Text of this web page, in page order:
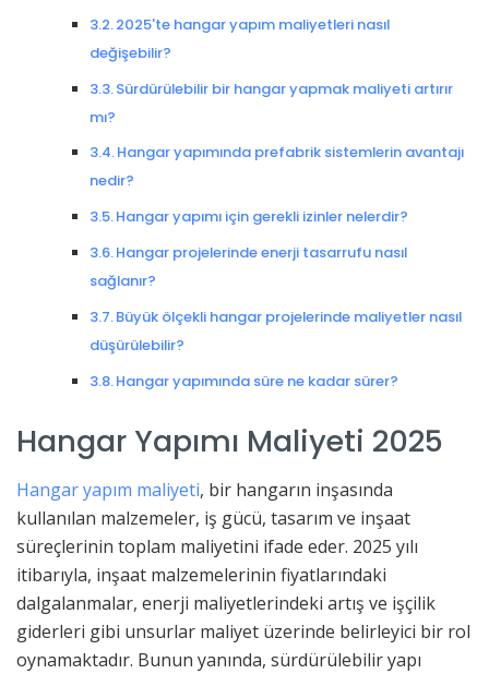
2025'te hangar yapım maliyetleri nasıl
değişebilir?
Sürdürülebilir bir hangar yapmak maliyeti artırır
mı?
Hangar yapımında prefabrik sistemlerin avantajı
nedir?
Hangar yapımı için gerekli izinler nelerdir?
Hangar projelerinde enerji tasarrufu nasıl
sağlanır?
Büyük ölçekli hangar projelerinde maliyetler nasıl
düşürülebilir?
Hangar yapımında süre ne kadar sürer?
Hangar Yapımı Maliyeti 2025
Hangar yapım maliyeti, bir hangarın inşasında
kullanılan malzemeler, iş gücü, tasarım ve inşaat
süreçlerinin toplam maliyetini ifade eder. 2025 yılı
itibarıyla, inşaat malzemelerinin fiyatlarındaki
dalgalanmalar, enerji maliyetlerindeki artış ve işçilik
giderleri gibi unsurlar maliyet üzerinde belirleyici bir rol
oynamaktadır. Bunun yanında, sürdürülebilir yapı